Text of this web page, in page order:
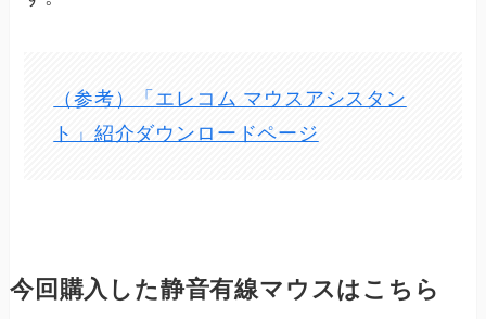
（参考）「エレコム マウスアシスタン
ト」紹介ダウンロードページ
今回購入した静音有線マウスはこちら